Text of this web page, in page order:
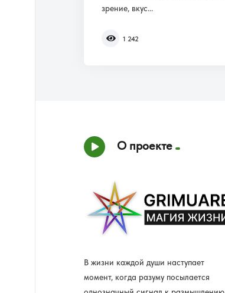
зрение, вкус...
1 242
О проекте
В жизни каждой души наступает
момент, когда разуму посылается